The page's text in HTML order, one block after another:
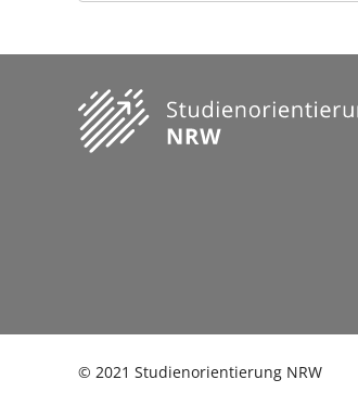
© 2021 Studienorientierung NRW